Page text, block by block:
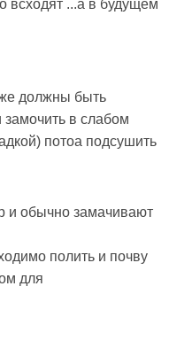
всходят ...а в будущем
должны быть
в слабом
потоа подсушить
и обычно замачивают
полить и почву
для